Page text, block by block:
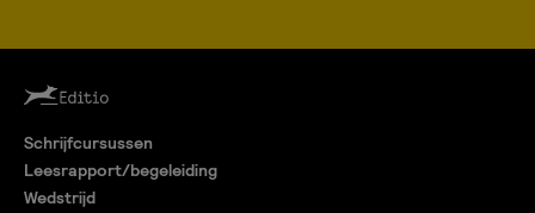
Schrijfcursussen
Leesrapport/begeleiding
Wedstrijd